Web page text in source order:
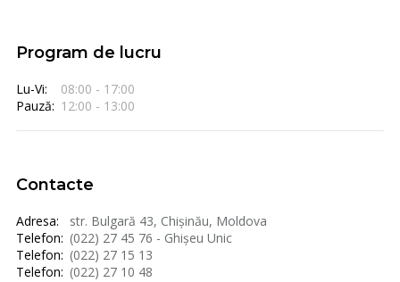
Program de lucru
Lu-Vi:
08:00 - 17:00
Pauză: 12:00 - 13:00
Contacte
Adresa:
str. Bulgară 43, Chișinău, Moldova
Telefon: (022) 27 45 76 - Ghișeu Unic
Telefon: (022) 27 15 13
Telefon: (022) 27 10 48